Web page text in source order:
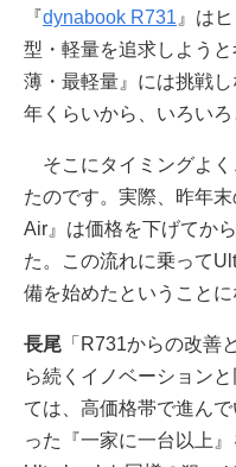
『dynabook R731 』は
型・軽量を追求しよう
薄・最軽量』には挑戦
年くらいから、いろいろ
そこにタイミングよく
たのです。実際、昨年
Air』は価格を下げてか
た。この流れに乗って
備を始めたということに
長尾 「R731からの改善
ら続くイノベーション
ては、高価格帯で進ん
った『一家に一台以上